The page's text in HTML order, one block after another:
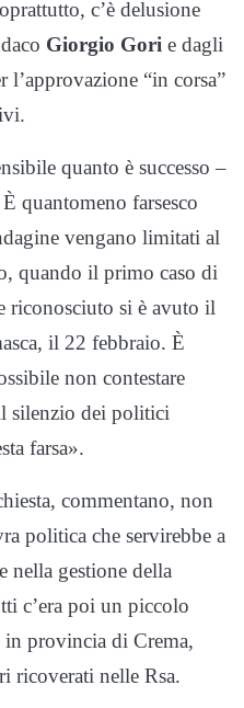
c’è delusione
Giorgio Gori e dagli
“in corsa”
quanto è successo –
quantomeno farsesco
vengano limitati al
quando il primo caso di
si è avuto il
il 22 febbraio. È
non contestare
silenzio dei politici
farsa».
commentano, non
politica che servirebbe a
nella gestione della
c’era poi un piccolo
in provincia di Crema,
ricoverati nelle Rsa.